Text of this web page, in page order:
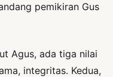
pemikiran Gus
Agus, ada tiga nilai
integritas. Kedua,